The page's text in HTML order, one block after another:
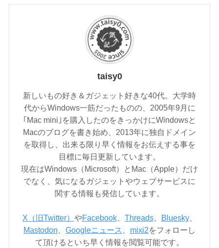
taisy0
新しいもの好き＆ガジェット好きな40代。大学時
代からWindows一筋だったものの、2005年9月に
｢Mac mini｣を購入したのをきっかけにWindowsと
Macのブログを書き始め、2013年に独自ドメイン
を取得し、出来る限り早く情報をお伝えする事を
目標に毎日更新しています。
現在はWindows（Microsoft）とMac（Apple）だけ
でなく、気になるガジェットやウェブサービスに
関する情報も発信しています。
X（旧Twitter） やFacebook、 Threads、 Bluesky、
Mastodon
Googleニュース mixi2をフォローし
て頂けるといち早く情報を閲覧可能です。